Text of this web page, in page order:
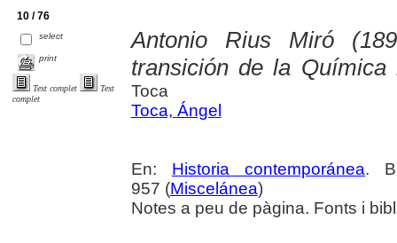
10 / 76
select
print
Text complet
Text
complet
Antonio Rius Miró
transición de la
Toca
Toca, Ángel
En: Historia contemporánea.
957 (Miscelánea)
Notes a peu de pàgina. Fonts i